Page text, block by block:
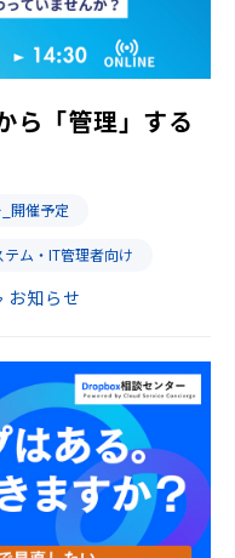
ら「管理」する
開催予定
ム・IT管理者向け
お知らせ